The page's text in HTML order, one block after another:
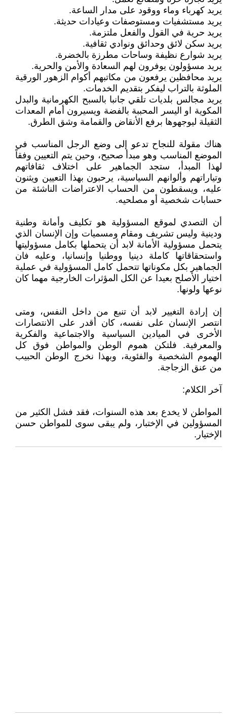
يريد كهرباء وماء ووقود على مدار الساعة.
يريد مستشفيات ومستوصفات وعيادات حديثة.
يريد حرية في القول والفعل ملتزمة.
يريد سكن لائق وحدائق ونوادي ثقافية.
يريد شوارع نظيفة وساحات مطرزة بالخضرة.
يريد مسؤولون يوفرون لهم السعادة والأمن والحرية.
يريد محافظين يرفعون من مكاتبهم أكوام الزهور الورقية
الملوثة بالتراب ليفكر بتقديم الخدمات.
يريد مجالس بلديات تلقي جانبا بالسبح الكهرمانية والبدل
المكوية او اليسر المحببة بالفضة ويسيرون أمام المعدات
الثقيلة ليوجهوها برفع الأنقاض والقمامة وشق الطرق.
هناك مقولة للنجاح تدعو إلى وضع الرجل المناسب في
الموضع المناسب وهو مبدأ صحيح، وحين يتم التعيين وفقاً
لهذا المبدأ، ستجد الجماهير على اختلاف ثقافاتهم
وتياراتهم وألوانهم السياسية، يرحبون بهذا التعيين ويثنون
عليه، ويسقطون من الحساب الاعتراضات الناشئة من
حسابات شخصية أو مصلحيه.
أن التصدي لموقع المسؤولية هو تكليف وأمانة وطنية
ودينية وليس تشريف ومقام ومسميات وإن الإنسان الذي
يتحمل مسؤولية الأمانة لابد أن يتحملها بكامل مسؤوليتها
واستحقاقاتها كاملة دينيا ووطنيا وإنسانيا، وعليه فان
الجماهير بكل مكوناتها تتحمل كامل المسؤولية في عملية
اختيار الأصلح بعيدا عن الكل المؤثرات الخارجية مهما كان
نوعها ولونها.
إن إرادة التغيير لابد أن تنبع من داخل النفس، ومتى
انتصر الإنسان على نفسه، كان أقدر على الانتصارات
الأخرى في الميادين السياسية والاجتماعية والفكرية
والمعرفية. فلتكن هموم الوطن والمواطن فوق كل
الهموم الشخصية والفئوية، وبهذا نخرج الوطن الحبيب
من عنق الزجاجة.
آخر الكلام:
المواطن لا يخدع بعد هذه السنوات، فقد فشل الكثير من
المسؤولين في الإختبار، ولم يبقى سوى للمواطن حسن
الإختيار.